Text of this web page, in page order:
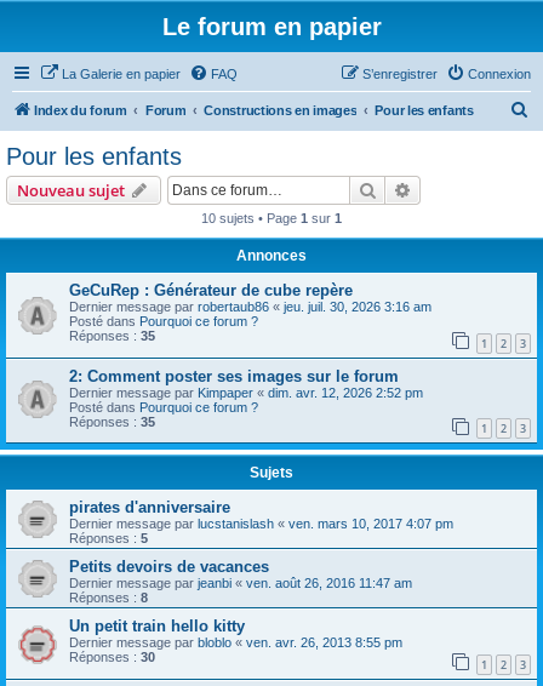
Le forum en papier
La Galerie en papier FAQ Connexion
S’enregistrer
Index du forum Forum Constructions en images Pour les enfants
Pour les enfants
Nouveau sujet Rechercher
10 sujets • Page 1 sur 1
Annonces
GeCuRep : Générateur de cube repère
Dernier message par robertaub86 « jeu. juil. 30, 2026 3:16 am
Posté dans Pourquoi ce forum ?
Réponses : 35 1 2 3
2: Comment poster ses images sur le forum
Dernier message par Kimpaper « dim. avr. 12, 2026 2:52 pm
Posté dans Pourquoi ce forum ?
Réponses : 35 1 2 3
Sujets
pirates d'anniversaire
Dernier message par lucstanislash « ven. mars 10, 2017 4:07 pm
Réponses : 5
Petits devoirs de vacances
Dernier message par jeanbi « ven. août 26, 2016 11:47 am
Réponses : 8
Un petit train hello kitty
Dernier message par bloblo « ven. avr. 26, 2013 8:55 pm
Réponses : 30 1 2 3